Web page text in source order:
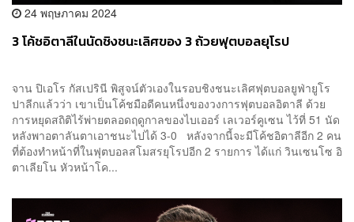
24 พฤษภาคม 2024
3 โค้ชอิตาลีในนัดชิงชนะเลิศของ 3 ถ้วยฟุตบอลยุโรป
จาน ปิเอโร กัสเปรินี พิสูจน์ตัวเองในรอบชิงชนะเลิศฟุตบอลยูฟ่ายูโร
ปาลีกแล้วว่า เขาเป็นโค้ชมือดีคนหนึ่งของวงการฟุตบอลอิตาลี ด้วย
การหยุดสถิติไร้พ่ายตลอดฤดูกาลของไบเออร์ เลเวอร์คูเซน ไว้ที่ 51 นัด
หลังพาอตาลันตาเอาชนะไปได้ 3-0 หลังจากนี้จะมีโค้ชอิตาลีอีก 2 คน
ที่ต้องทำหน้าที่ในฟุตบอลสโมสรยุโรปอีก 2 รายการ ได้แก่ วินเซนโซ อิ
ตาเลียโน หัวหน้าโค...